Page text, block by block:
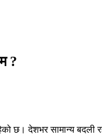
?
छ। देशभर सामान्य बदली